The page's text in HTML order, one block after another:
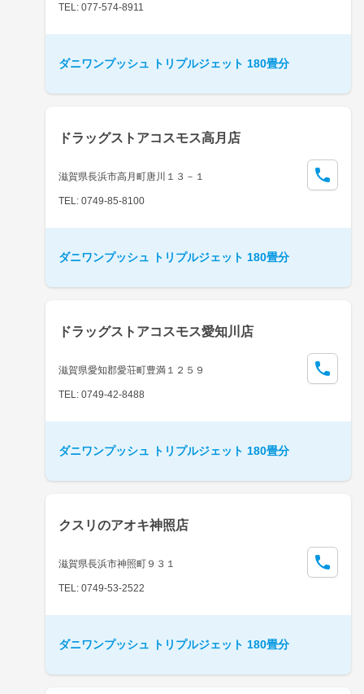
TEL: 077-574-8911
ダニワンプッシュ トリプルジェット 180畳分
ドラッグストアコスモス高月店
滋賀県長浜市高月町唐川１３－１
TEL: 0749-85-8100
ダニワンプッシュ トリプルジェット 180畳分
ドラッグストアコスモス愛知川店
滋賀県愛知郡愛荘町豊満１２５９
TEL: 0749-42-8488
ダニワンプッシュ トリプルジェット 180畳分
クスリのアオキ神照店
滋賀県長浜市神照町９３１
TEL: 0749-53-2522
ダニワンプッシュ トリプルジェット 180畳分